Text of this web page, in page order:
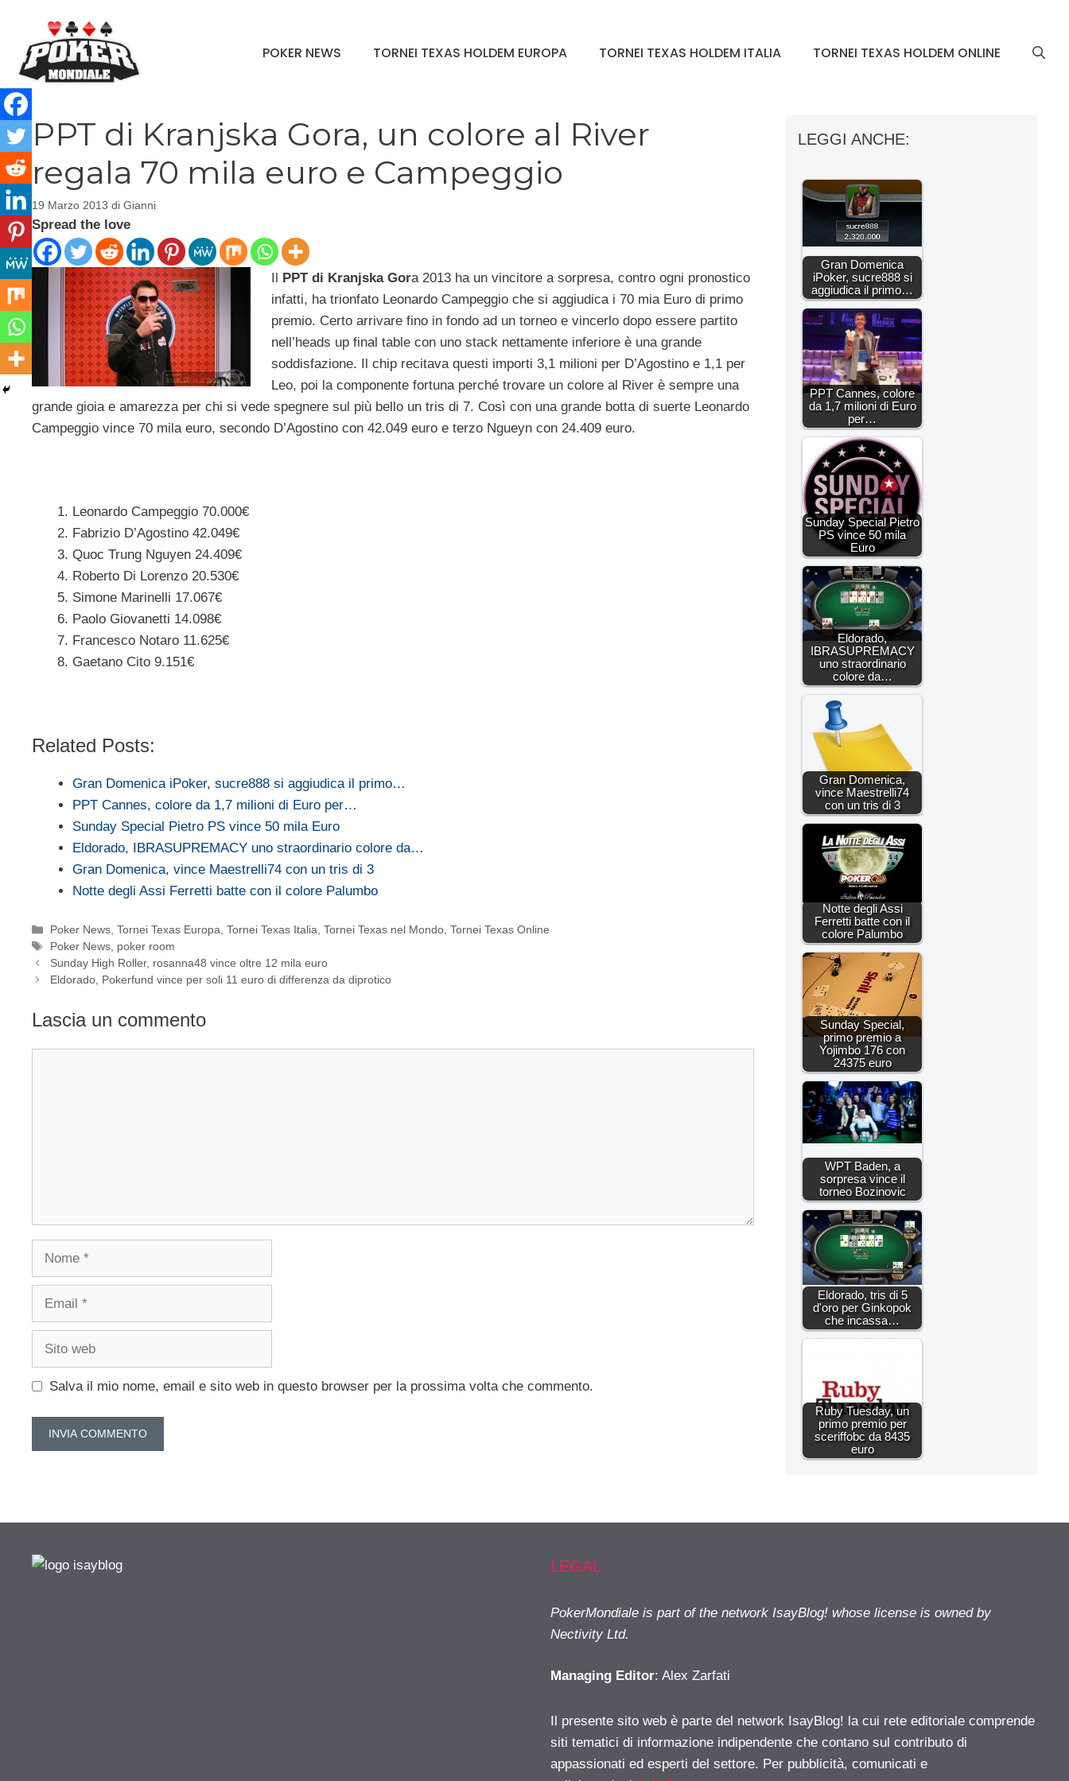
contenuto
POKER NEWS TORNEI TEXAS HOLDEM EUROPA TORNEI TEXAS HOLDEM ITALIA TORNEI TEXAS HOLDEM ONLINE
PPT di Kranjska Gora, un colore al River
regala 70 mila euro e Campeggio
19 Marzo 2013 di Gianni
Spread the love
Il PPT di Kranjska Gora 2013 ha un vincitore a sorpresa, contro ogni pronostico
infatti, ha trionfato Leonardo Campeggio che si aggiudica i 70 mia Euro di primo
premio. Certo arrivare fino in fondo ad un torneo e vincerlo dopo essere partito
nell’heads up final table con uno stack nettamente inferiore è una grande
soddisfazione. Il chip recitava questi importi 3,1 milioni per D’Agostino e 1,1 per
Leo, poi la componente fortuna perché trovare un colore al River è sempre una
grande gioia e amarezza per chi si vede spegnere sul più bello un tris di 7. Così con una grande botta di suerte Leonardo
Campeggio vince 70 mila euro, secondo D’Agostino con 42.049 euro e terzo Ngueyn con 24.409 euro.
Leonardo Campeggio 70.000€
Fabrizio D’Agostino 42.049€
Quoc Trung Nguyen 24.409€
Roberto Di Lorenzo 20.530€
Simone Marinelli 17.067€
Paolo Giovanetti 14.098€
Francesco Notaro 11.625€
Gaetano Cito 9.151€
Related Posts:
Gran Domenica iPoker, sucre888 si aggiudica il primo…
PPT Cannes, colore da 1,7 milioni di Euro per…
Sunday Special Pietro PS vince 50 mila Euro
Eldorado, IBRASUPREMACY uno straordinario colore da…
Gran Domenica, vince Maestrelli74 con un tris di 3
Notte degli Assi Ferretti batte con il colore Palumbo
Categorie
Poker News,Tornei Texas Europa,Tornei Texas Italia,Tornei Texas nel Mondo,Tornei Texas Online
Tag
Poker News, poker room
Sunday High Roller, rosanna48 vince oltre 12 mila euro
Eldorado, Pokerfund vince per soli 11 euro di differenza da diprotico
Lascia un commento
Salva il mio nome, email e sito web in questo browser per la prossima volta che commento.
LEGGI ANCHE:
Gran Domenica
iPoker, sucre888 si
aggiudica il primo…
PPT Cannes, colore
da 1,7 milioni di Euro
per…
Sunday Special Pietro
PS vince 50 mila
Euro
Eldorado,
IBRASUPREMACY
uno straordinario
colore da…
Gran Domenica,
vince Maestrelli74
con un tris di 3
Notte degli Assi
Ferretti batte con il
colore Palumbo
Sunday Special,
primo premio a
Yojimbo 176 con
24375 euro
WPT Baden, a
sorpresa vince il
torneo Bozinovic
Eldorado, tris di 5
d'oro per Ginkopok
che incassa…
Ruby Tuesday, un
primo premio per
sceriffobc da 8435
euro
LEGAL
PokerMondiale is part of the network IsayBlog! whose license is owned by
Nectivity Ltd.
Managing Editor: Alex Zarfati
Il presente sito web è parte del network IsayBlog! la cui rete editoriale comprende
siti tematici di informazione indipendente che contano sul contributo di
appassionati ed esperti del settore. Per pubblicità, comunicati e